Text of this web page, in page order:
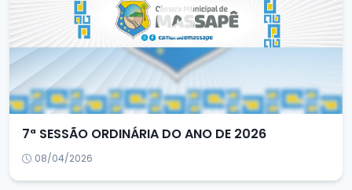
7ª SESSÃO ORDINÁRIA DO ANO DE 2026
08/04/2026